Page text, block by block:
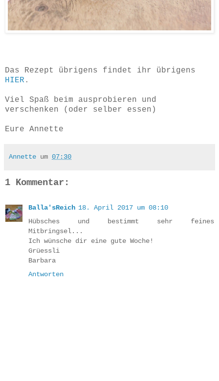
Das Rezept übrigens findet ihr übrigens
HIER .
Viel Spaß beim ausprobieren und
verschenken (oder selber essen)
Eure Annette
Annette um 07:30
1 Kommentar:
Balla'sReich 18. April 2017 um 08:10
Hübsches und bestimmt sehr feines
Mitbringsel...
Ich wünsche dir eine gute Woche!
Grüessli
Barbara
Antworten